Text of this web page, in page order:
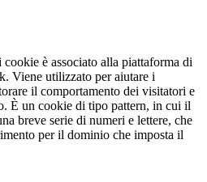
cookie è associato alla piattaforma di
Viene utilizzato per aiutare i
il comportamento dei visitatori e
È un cookie di tipo pattern, in cui il
breve serie di numeri e lettere, che
per il dominio che imposta il